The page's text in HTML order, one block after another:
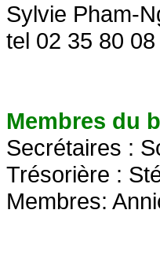
Sylvie Pham-
tel 02 35 80 08
Membres du
Secrétaires :
Trésorière :
Membres: